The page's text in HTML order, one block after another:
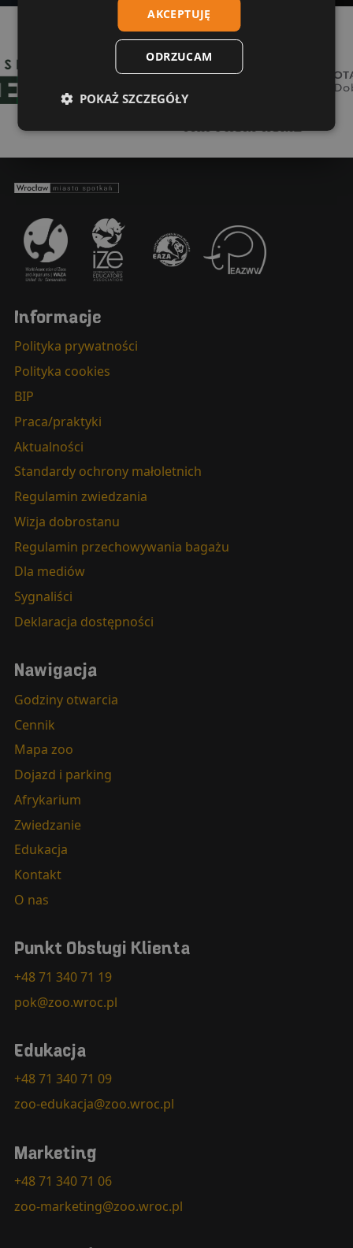
Far From Home
Wrocław - miasto spotkań
Informacje
Polityka prywatności
Polityka cookies
BIP
Praca/praktyki
Aktualności
Standardy ochrony małoletnich
Regulamin zwiedzania
Wizja dobrostanu
Regulamin przechowywania bagażu
Dla mediów
Sygnaliści
Deklaracja dostępności
Nawigacja
Godziny otwarcia
Cennik
Mapa zoo
Dojazd i parking
Afrykarium
Zwiedzanie
Edukacja
Kontakt
O nas
Punkt Obsługi Klienta
+48 71 340 71 19
pok@zoo.wroc.pl
Edukacja
+48 71 340 71 09
zoo-edukacja@zoo.wroc.pl
Marketing
+48 71 340 71 06
zoo-marketing@zoo.wroc.pl
AKCEPTUJĘ
ODRZUCAM
POKAŻ SZCZEGÓŁY